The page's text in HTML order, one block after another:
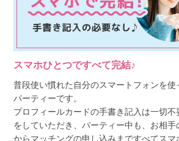
スマホひとつですべて完結♪
普段使い慣れた自分のスマートフォンを使
パーティーです。
プロフィールカードの手書き記入は一切不
をしていただき、パーティー中も、お相
からマッチングの申し込みまですべてスマ